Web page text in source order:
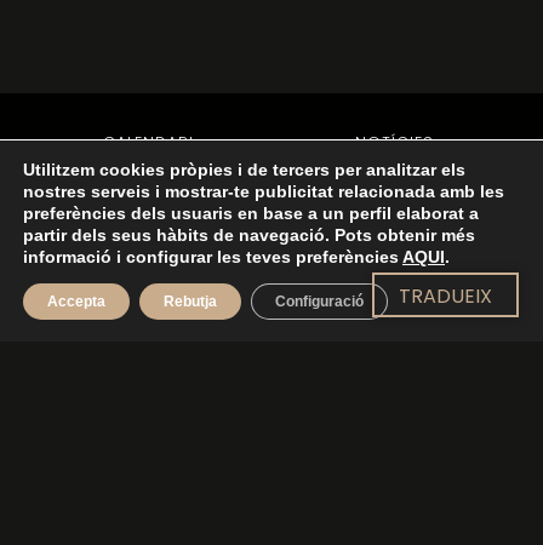
CALENDARI
NOTÍCIES
COMPRA D’ENTRADES
HISTÒRIA
L’ESPAI
CONTACTE
VENDA D’ENTRADES
TORNA A DALT TRADUEIX
Utilitzem cookies pròpies i de tercers per analitzar els
nostres serveis i mostrar-te publicitat relacionada amb les
preferències dels usuaris en base a un perfil elaborat a
partir dels seus hàbits de navegació. Pots obtenir més
informació i configurar les teves preferènciesAQUI.
Accepta Rebutja Configuració